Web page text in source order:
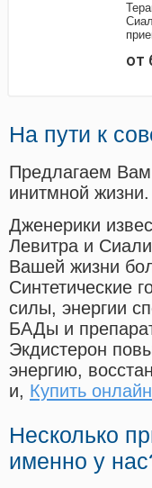
от
На пути к
Предлагаем
инитмной
Дженерики
Левитра и
Вашей жизни
Синтетические
силы, энергии
БАДы и
Экдистерон
энергию,
и, Купить
Несколько
именно у